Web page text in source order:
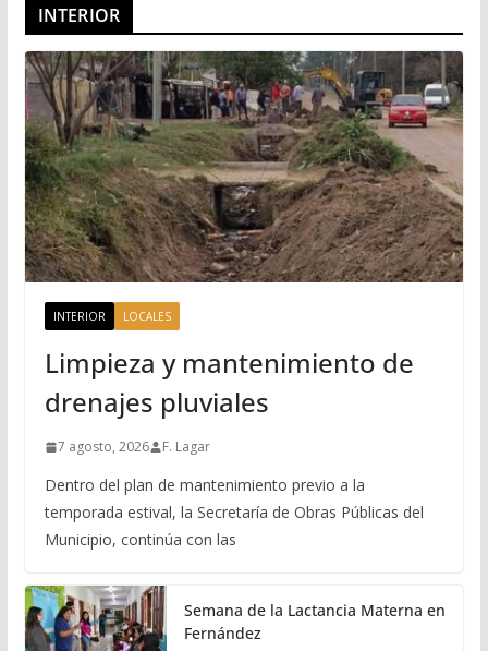
INTERIOR
INTERIOR LOCALES
Limpieza y mantenimiento de
drenajes pluviales
7 agosto, 2026 F. Lagar
Dentro del plan de mantenimiento previo a la
temporada estival, la Secretaría de Obras Públicas del
Municipio, continúa con las
Semana de la Lactancia Materna en
Fernández